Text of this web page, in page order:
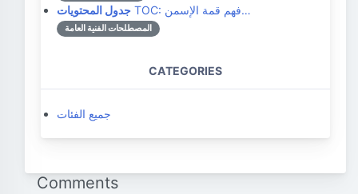
جدول المحتويات TOC: فهم قمة الإسمن…
المصطلحات الفنية العامة
CATEGORIES
جميع الفئات
Comments